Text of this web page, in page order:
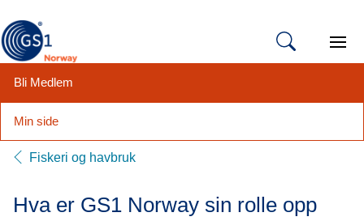
Bli Medlem
Min side
HoppFiskeri og havbruk
Hva er GS1 Norway sin rolle opp